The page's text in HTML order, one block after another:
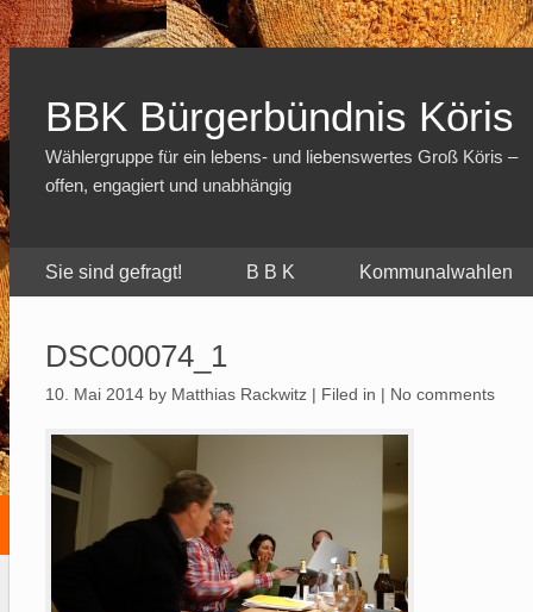
BBK Bürgerbündnis Köris
Wählergruppe für ein lebens- und liebenswertes Groß Köris –
offen, engagiert und unabhängig
Sie sind gefragt! B B K Kommunalwahlen
DSC00074_1
10. Mai 2014 by Matthias Rackwitz | Filed in | No comments